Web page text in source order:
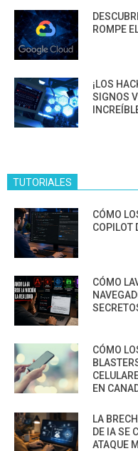
ROMPE
¡LOS
SIGNOS
TUTORIALES
CÓMO
COPILOT
CÓMO
CÓMO
EN
LA
DE IA SE
ATAQUE